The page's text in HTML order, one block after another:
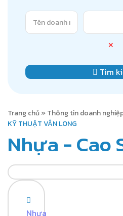
✕
Tìm
Trang chủ»Thông tin doanh
KỸ THUẬT VÂN LONG
Nhựa - Cao
Nhựa